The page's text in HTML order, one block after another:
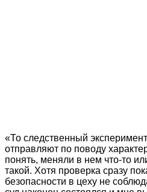
«То следственный
отправляют по поводу
понять, меняли в нем что-то
такой. Хотя проверка сразу
безопасности в цеху не